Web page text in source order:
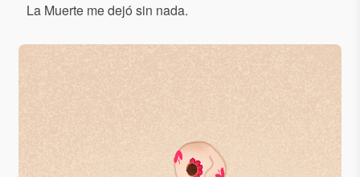
La Muerte me dejó sin nada.